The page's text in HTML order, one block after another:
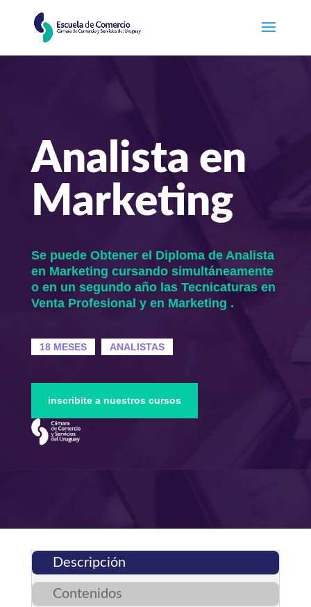
Analista en
Marketing
Se puede Obtener el Diploma de Analista
en Marketing cursando simultáneamente
o en un segundo año las Tecnicaturas en
Venta Profesional y en Marketing .
18 MESES ANALISTAS
inscribite a nuestros cursos
Descripción
Contenidos